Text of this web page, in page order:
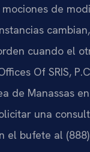
de
cuando el
Of SRIS,
de Manassas
una
el bufete al